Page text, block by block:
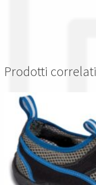
Prodotti correlati